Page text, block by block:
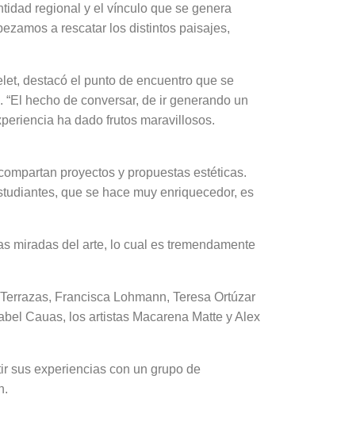
regional y el vínculo que se genera
a rescatar los distintos paisajes,
destacó el punto de encuentro que se
hecho de conversar, de ir generando un
ha dado frutos maravillosos.
proyectos y propuestas estéticas.
que se hace muy enriquecedor, es
miradas del arte, lo cual es tremendamente
Francisca Lohmann, Teresa Ortúzar
Cauas, los artistas Macarena Matte y Alex
sus experiencias con un grupo de